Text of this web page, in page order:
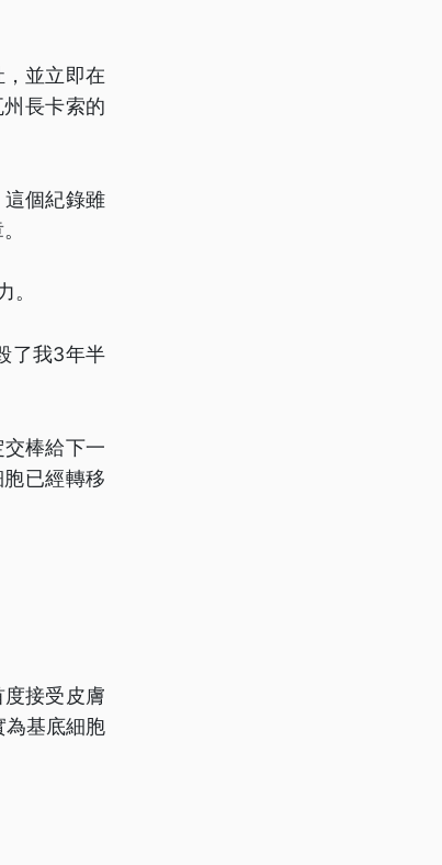
並立即在
長卡索的
個紀錄雖
。
了我3年半
棒給下一
已經轉移
接受皮膚
基底細胞